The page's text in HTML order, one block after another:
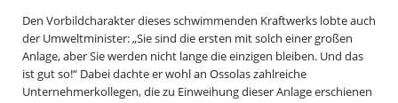
Den Vorbildcharakter dieses schwimmenden Kraftwerks lobte auch
der Umweltminister: „Sie sind die ersten mit solch einer großen
Anlage, aber Sie werden nicht lange die einzigen bleiben. Und das
ist gut so!“ Dabei dachte er wohl an Ossolas zahlreiche
Unternehmerkollegen, die zu Einweihung dieser Anlage erschienen